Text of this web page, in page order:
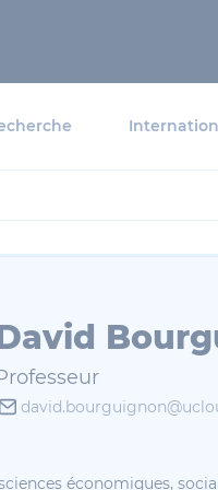
économiques,